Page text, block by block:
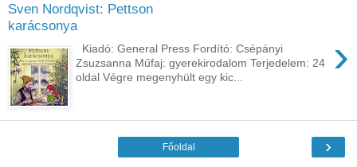
Sven Nordqvist: Pettson
karácsonya
›
Kiadó: General Press Fordító: Csépányi
Zsuzsanna Műfaj: gyerekirodalom Terjedelem: 24
oldal Végre megenyhült egy kic...
›
Főoldal